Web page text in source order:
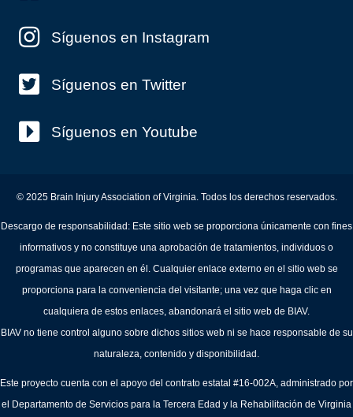
Síguenos en Instagram
Síguenos en Twitter
Síguenos en Youtube
© 2025 Brain Injury Association of Virginia. Todos los derechos reservados.
Descargo de responsabilidad: Este sitio web se proporciona únicamente con fines
informativos y no constituye una aprobación de tratamientos, individuos o
programas que aparecen en él. Cualquier enlace externo en el sitio web se
proporciona para la conveniencia del visitante; una vez que haga clic en
cualquiera de estos enlaces, abandonará el sitio web de BIAV.
BIAV no tiene control alguno sobre dichos sitios web ni se hace responsable de su
naturaleza, contenido y disponibilidad.
Este proyecto cuenta con el apoyo del contrato estatal #16-002A, administrado por
el Departamento de Servicios para la Tercera Edad y la Rehabilitación de Virginia